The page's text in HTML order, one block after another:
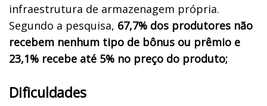
infraestrutura de armazenagem própria.
Segundo a pesquisa, 67,7% dos produtores não
recebem nenhum tipo de bônus ou prêmio e
23,1% recebe até 5% no preço do produto;
Dificuldades